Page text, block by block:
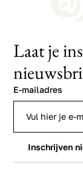
Laat je
E-mailadres
Inschrijven